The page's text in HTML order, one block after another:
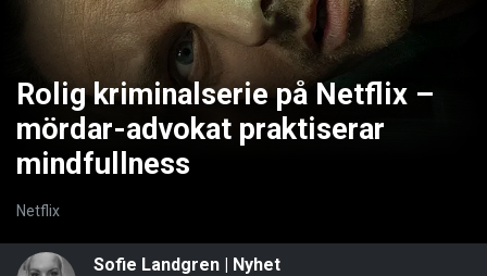
Rolig kriminalserie på Netflix –
mördar-advokat praktiserar
mindfullness
Netflix
Sofie Landgren | Nyhet